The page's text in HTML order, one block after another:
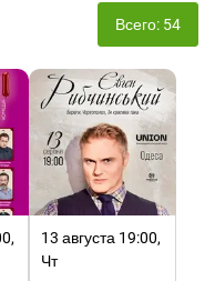
Всего: 54
13 августа 19:00,
Чт